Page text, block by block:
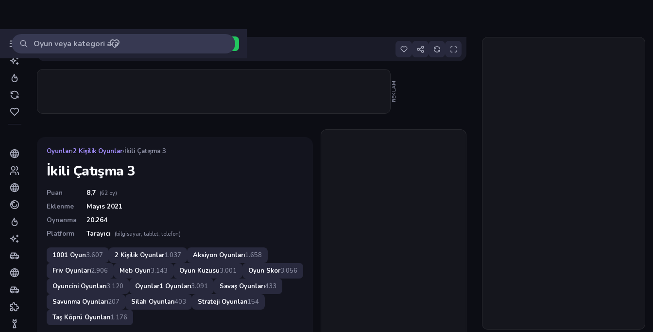
MinikOyuncu
Oyun ara
Oyunu başlat
İkili Çatışma 3
REKLAM
Oyunlar›2 Kişilik Oyunlar›İkili Çatışma 3
İkili Çatışma 3
Puan 8,7 (62 oy)
Eklenme
Mayıs 2021
Oynanma
20.264
Platform
Tarayıcı (bilgisayar, tablet, telefon)
1001 Oyun3.607 2 Kişilik Oyunlar1.037 Aksiyon Oyunları1.658
Friv Oyunları2.906 Meb Oyun3.143 Oyun Kuzusu3.001 Oyun Skor3.056
Oyuncini Oyunları3.120 Oyunlar1 Oyunları3.091 Savaş Oyunları433
Savunma Oyunları207 Silah Oyunları403 Strateji Oyunları154
Taş Köprü Oyunları1.176